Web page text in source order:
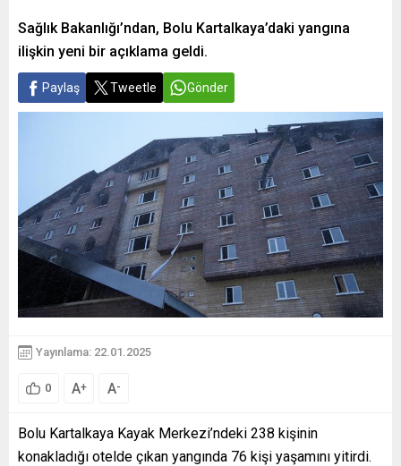
Sağlık Bakanlığı’ndan, Bolu Kartalkaya’daki yangına
ilişkin yeni bir açıklama geldi.
Paylaş Tweetle Gönder
Yayınlama: 22.01.2025
0 A+ A-
Bolu Kartalkaya Kayak Merkezi’ndeki 238 kişinin
konakladığı otelde çıkan yangında 76 kişi yaşamını yitirdi.